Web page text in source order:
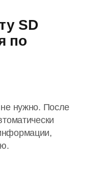
SD
по
не нужно. После